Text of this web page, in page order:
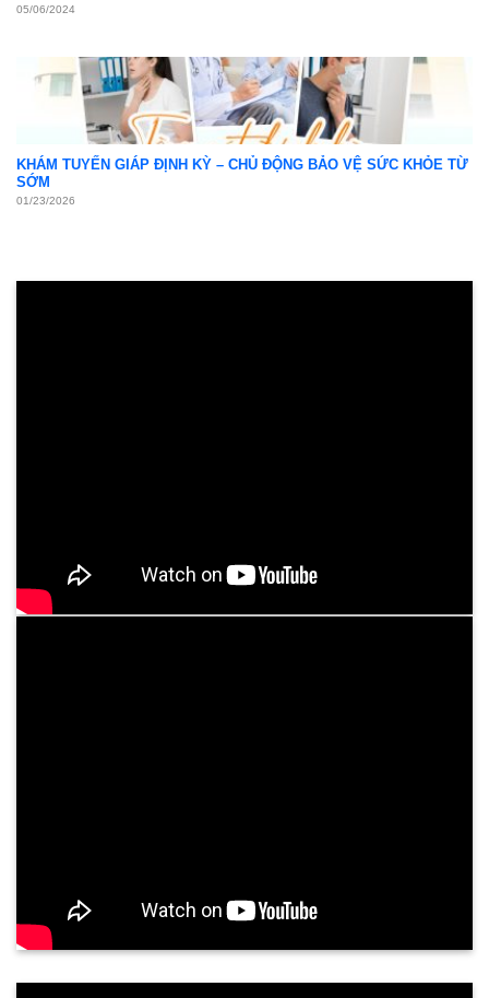
05/06/2024
KHÁM TUYẾN GIÁP ĐỊNH KỲ – CHỦ ĐỘNG BẢO VỆ SỨC KHỎE TỪ
SỚM
01/23/2026